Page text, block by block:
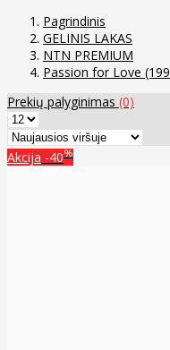
Pagrindinis
GELINIS LAKAS
NTN PREMIUM
Passion for Love
Prekių palyginimas (0)
Akcija -40%